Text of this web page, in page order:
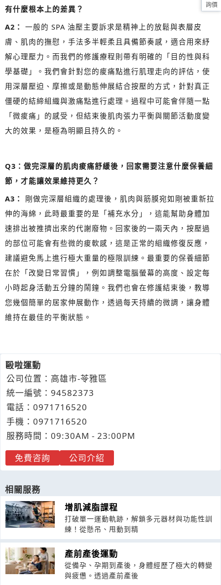
有什麼根本上的差異？
A2： 一般的 SPA 油壓主要訴求是精神上的放鬆與表層皮
膚、肌肉的撫慰，手法多半輕柔且具備節奏感，適合用來紓
解心理壓力。而我們的修護療程則帶有明確的「目的性與科
學基礎」。我們會針對您的痠痛點進行肌理走向的評估，使
用深層壓迫、摩擦或是動態伸展結合按壓的方式，針對真正
僵硬的結締組織與激痛點進行處理。過程中可能會伴隨一點
「微痠痛」的感受，但結束後肌肉張力平衡與關節活動度變
大的效果，是極為明顯且持久的。
Q3：做完深層的肌肉痠痛舒緩後，回家需要注意什麼保養細
節，才能讓效果維持更久？
A3：
剛做完深層組織的處理後，肌肉與筋膜宛如剛被重新拉
伸的海綿，此時最重要的是「補充水分」，這能幫助身體加
速排出被推擠出來的代謝廢物。回家後的一兩天內，按壓過
的部位可能會有些微的痠軟感，這是正常的組織修復反應，
建議避免馬上進行極大重量的極限訓練。最重要的保養細節
在於「改變日常習慣」，例如調整電腦螢幕的高度、設定每
小時起身活動五分鐘的鬧鐘。我們也會在修護結束後，教導
您幾個簡單的居家伸展動作，透過每天持續的微調，讓身體
維持在最佳的平衡狀態。
毆啦運動
公司位置：高雄市-苓雅區
統一編號：94582373
電話： 0971 71 6520
手機： 0971 71 6520
服務時間：09:30AM - 23:00PM
免費咨詢
公司介紹
相關服務
增肌減脂課程
打破單一運動軌跡，解鎖多元器材與功能性訓
練！從懸吊、甩動到精
產前產後運動
從備孕、孕期到產後，身體經歷了極大的轉變
與疲憊。透過產前產後
詢價